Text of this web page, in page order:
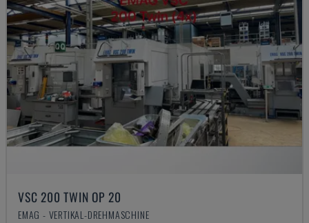
VSC 200 TWIN OP 20
EMAG - VERTIKAL-DREHMASCHINE